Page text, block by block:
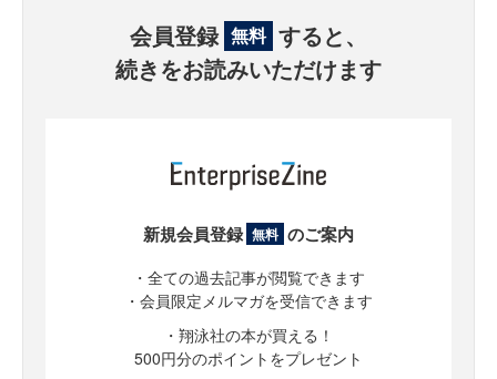
会員登録 無料 すると、
続きをお読みいただけます
新規会員登録 無料 のご案内
・全ての過去記事が閲覧できます
・会員限定メルマガを受信できます
・翔泳社の本が買える！
500円分のポイントをプレゼント